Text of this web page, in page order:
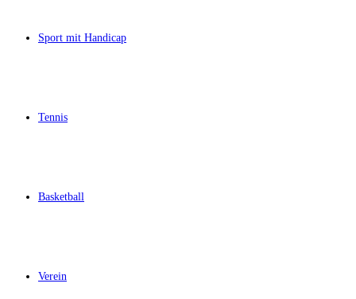
Sport mit Handicap
Tennis
Basketball
Verein